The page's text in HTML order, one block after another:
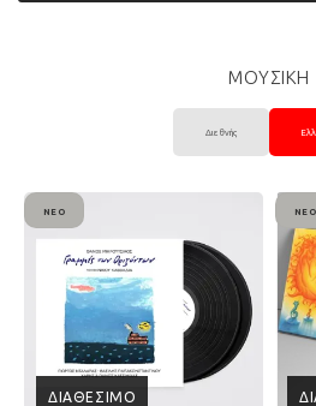
ΜΟΥΣΙΚΗ
Διεθνής
ΔΙΑΘΈΣΙΜΟ
ΝΈΟ ΝΈΟ